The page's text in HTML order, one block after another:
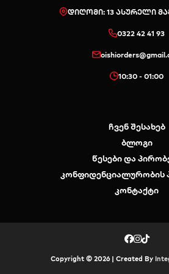
დიღომი: 13 ასურელი
0322 42 41 93
10:30 - 01:00
ჩვენ შესახებ
ბლოგი
წესები და
კონფიდენციალურობის
კონტაქტი
Copyright © 2026 | Created By